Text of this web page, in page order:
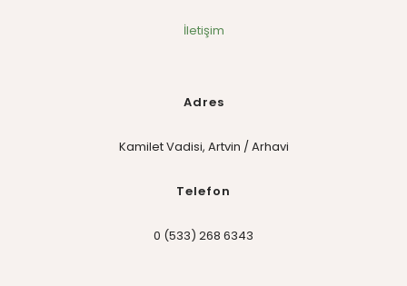
İletişim
Adres
Kamilet Vadisi, Artvin / Arhavi
Telefon
0 (533) 268 6343